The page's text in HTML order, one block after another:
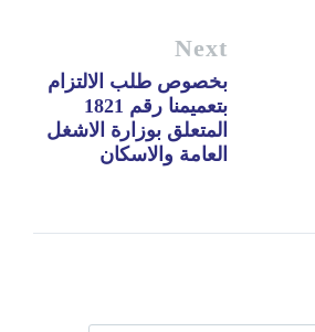
Next
بخصوص طلب الالتزام
بتعميمنا رقم 1821
المتعلق بوزارة الاشغل
العامة والاسكان